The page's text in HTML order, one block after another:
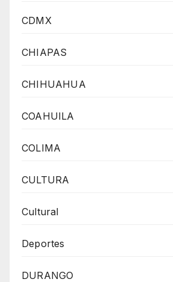
CDMX
CHIAPAS
CHIHUAHUA
COAHUILA
COLIMA
CULTURA
Cultural
Deportes
DURANGO